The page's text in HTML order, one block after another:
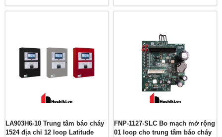
LA903H6-10 Trung tâm báo cháy
1524 địa chỉ 12 loop Latitude
FNP-1127-SLC Bo mạch mở rộng
01 loop cho trung tâm báo cháy